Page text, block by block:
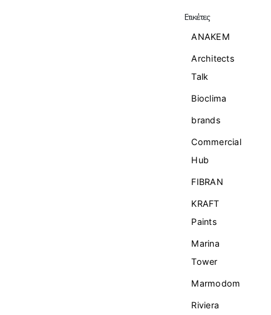
Ετικέτες
ANAKEM
Architects
Talk
Bioclima
brands
Commercial
Ηub
FIBRAN
KRAFT
Paints
Marina
Tower
Marmodom
Riviera